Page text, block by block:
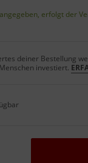
erfolgt der
deiner Bestellung
investiert.